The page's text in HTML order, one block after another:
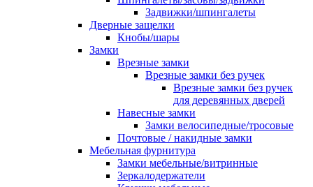
Задвижки/шпингалеты
Дверные защелки
Кнобы/шары
Замки
Врезные замки
Врезные замки без ручек
Врезные замки без ручек
для деревянных дверей
Навесные замки
Замки велосипедные/тросовые
Почтовые / накидные замки
Мебельная фурнитура
Замки мебельные/витринные
Зеркалодержатели